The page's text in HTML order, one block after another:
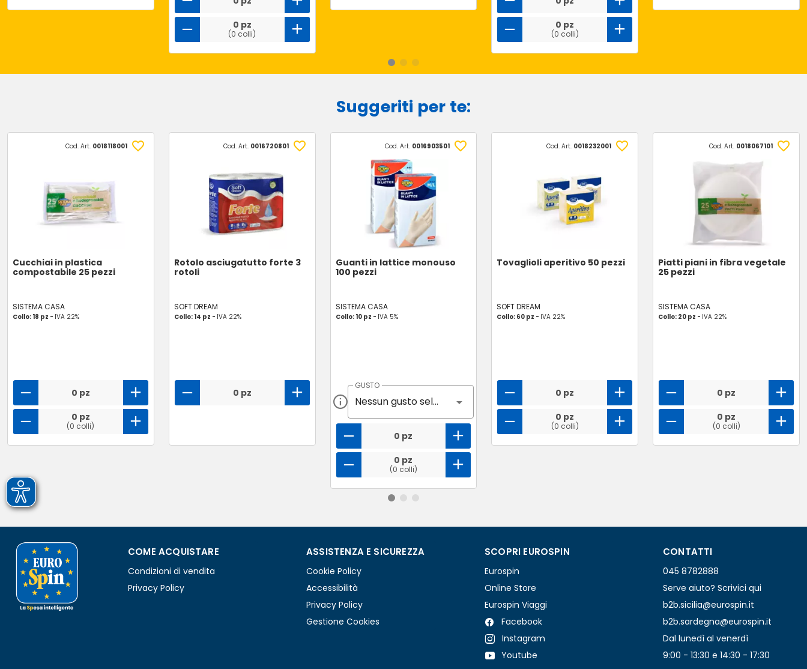
0 pz
(0 colli)
0 pz
(0 colli)
Suggeriti per te:
Cod. Art. 0018118001
Cucchiai in plastica
compostabile 25 pezzi
SISTEMA CASA
Collo: 18 pz - IVA 22%
0 pz
0 pz
(0 colli)
Cod. Art. 0016720801
Rotolo asciugatutto forte 3
rotoli
SOFT DREAM
Collo: 14 pz - IVA 22%
0 pz
Cod. Art. 0016903501
Guanti in lattice monouso
100 pezzi
SISTEMA CASA
Collo: 10 pz - IVA 5%
GUSTO
Nessun gusto selezionato
0 pz
0 pz
(0 colli)
Cod. Art. 0018232001
Tovaglioli aperitivo 50 pezzi
SOFT DREAM
Collo: 60 pz - IVA 22%
0 pz
0 pz
(0 colli)
Cod. Art. 0018067101
Piatti piani in fibra vegetale
25 pezzi
SISTEMA CASA
Collo: 20 pz - IVA 22%
0 pz
0 pz
(0 colli)
COME ACQUISTARE
Condizioni di vendita
Privacy Policy
ASSISTENZA E SICUREZZA
Cookie Policy
Accessibilità
Privacy Policy
Gestione Cookies
SCOPRI EUROSPIN
Eurospin
Online Store
Eurospin Viaggi
Facebook
Instagram
Youtube
CONTATTI
045 8782888
Serve aiuto? Scrivici qui
b2b.sicilia@eurospin.it
b2b.sardegna@eurospin.it
Dal lunedì al venerdì
9:00 - 13:30 e 14:30 - 17:30